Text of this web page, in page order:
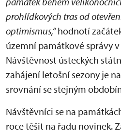
prohlídkových tras od
optimismus,“hodnotí
územní památkové správy
Návštěvnost ústeckých
zahájení letošní sezony je
srovnání se stejným
Návštěvníci se na
roce těšit na řadu novinek.